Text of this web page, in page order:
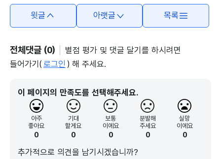
윗글 아랫글 목록
전체댓글 (0)
별점 평가 및 댓글 달기를 하시려면
들어가기( 로그인 ) 해 주세요.
이 페이지의 만족도를 선택해주세요.
아주
좋아요
0
기대
할게요
0
보통
이에요
0
분발해
주세요
0
실망
이에요
0
추가적으로 의견을 남기시겠습니까?